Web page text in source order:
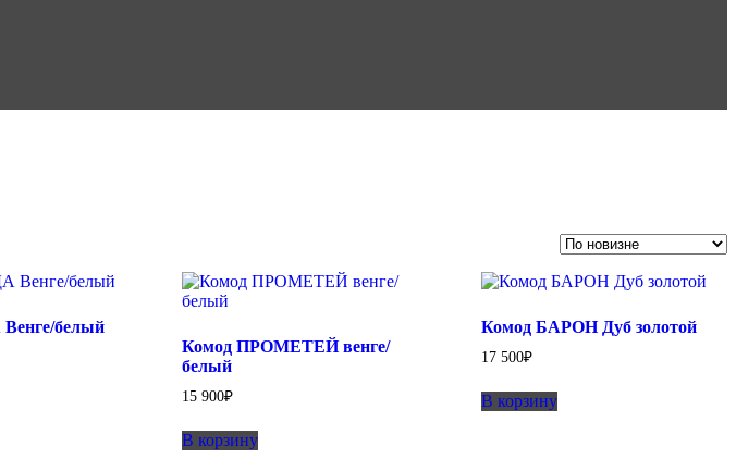
белый
Комод ПРОМЕТЕЙ венге/
белый
15 900₽
В корзину
Комод БАРОН Дуб золотой
17 500₽
В корзину